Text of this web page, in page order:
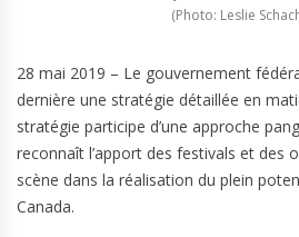
(Photo: Leslie
28 mai 2019 – Le gouvernement
dernière une stratégie détaillée en
stratégie participe d’une approche
reconnaît l’apport des festivals et des
scène dans la réalisation du plein
Canada.